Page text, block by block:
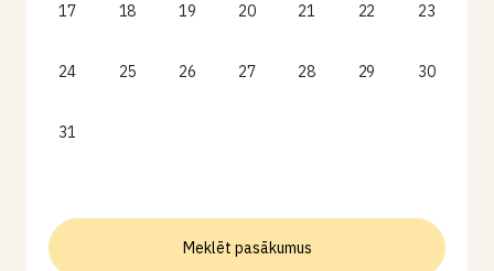
17 18 19 20 21 22 23
24 25 26 27 28 29 30
31
Meklēt pasākumus